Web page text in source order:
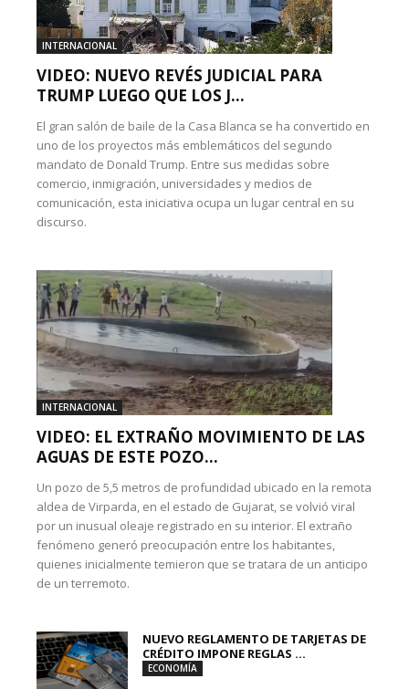
INTERNACIONAL
VIDEO: NUEVO REVÉS JUDICIAL PARA
TRUMP LUEGO QUE LOS J...
El gran salón de baile de la Casa Blanca se ha convertido en
uno de los proyectos más emblemáticos del segundo
mandato de Donald Trump. Entre sus medidas sobre
comercio, inmigración, universidades y medios de
comunicación, esta iniciativa ocupa un lugar central en su
discurso.
INTERNACIONAL
VIDEO: EL EXTRAÑO MOVIMIENTO DE LAS
AGUAS DE ESTE POZO...
Un pozo de 5,5 metros de profundidad ubicado en la remota
aldea de Virparda, en el estado de Gujarat, se volvió viral
por un inusual oleaje registrado en su interior. El extraño
fenómeno generó preocupación entre los habitantes,
quienes inicialmente temieron que se tratara de un anticipo
de un terremoto.
NUEVO REGLAMENTO DE TARJETAS DE
CRÉDITO IMPONE REGLAS ...
ECONOMÍA